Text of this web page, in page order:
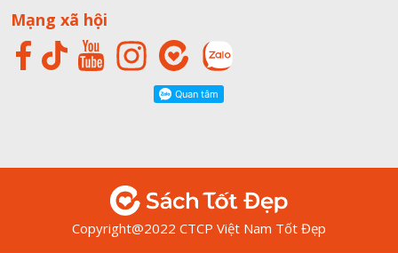
Mạng xã hội
Copyright@2022 CTCP Việt Nam Tốt Đẹp